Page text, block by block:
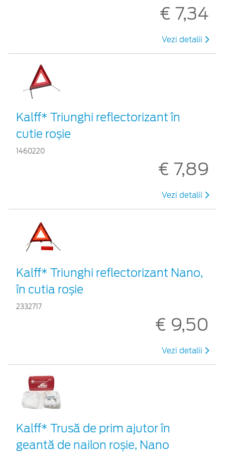
€ 7,34
Vezi detalii
Kalff* Triunghi reflectorizant în
cutie roșie
1460220
€ 7,89
Vezi detalii
Kalff* Triunghi reflectorizant Nano,
în cutia roșie
2332717
€ 9,50
Vezi detalii
Kalff* Trusă de prim ajutor în
geantă de nailon roșie, Nano